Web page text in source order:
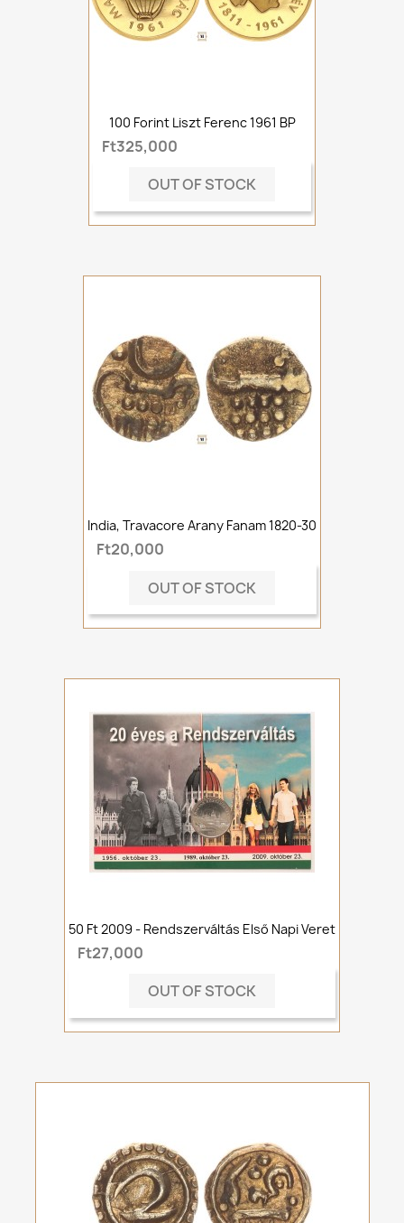
100 Forint Liszt Ferenc 1961 BP
Ft325,000
OUT OF STOCK
India, Travacore Arany Fanam 1820-30
Ft20,000
OUT OF STOCK
50 Ft 2009 - Rendszerváltás Első Napi Veret
Ft27,000
OUT OF STOCK